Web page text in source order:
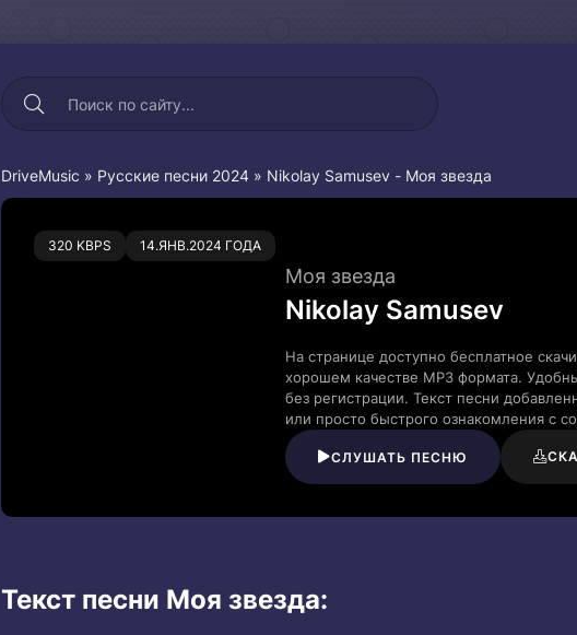
DriveMusic » Русские песни 2024 » Nikolay Samusev - Моя звезда
320 KBPS 14.ЯНВ.2024 ГОДА
0 0
Моя звезда
Nikolay Samusev
На странице доступно бесплатное
хорошем качестве MP3 формата.
без регистрации. Текст песни
или просто быстрого ознакомления с
СЛУШАТЬ ПЕСНЮ
Текст песни Моя звезда: